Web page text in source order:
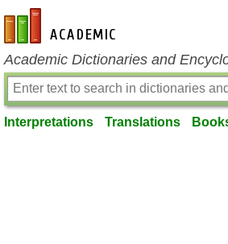
en-academic.com
Academic Dictionaries and
Interpretations Translations